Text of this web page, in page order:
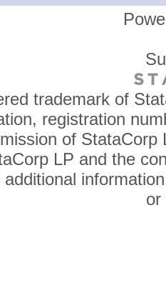
trademark of
registration
of
LP and the
additional
or